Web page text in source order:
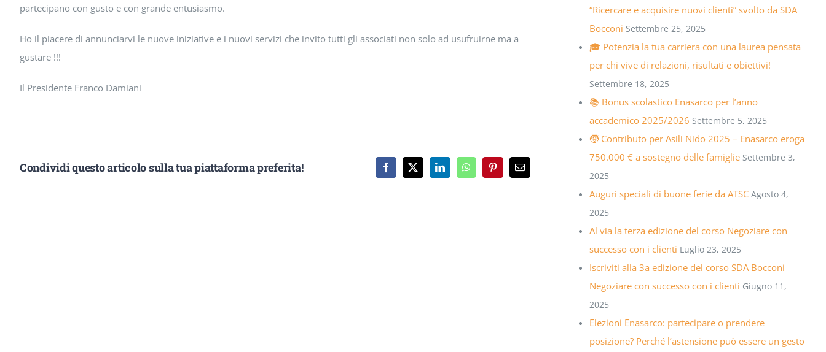
partecipano con gusto e con grande entusiasmo.
Ho il piacere di annunciarvi le nuove iniziative e i nuovi servizi che invito tutti gli associati non solo ad usufruirne ma a
gustare !!!
Il Presidente Franco Damiani
Condividi questo articolo sulla tua piattaforma preferita!
“Ricercare e acquisire nuovi clienti” svolto da SDA
Bocconi Settembre 25, 2025
🎓 Potenzia la tua carriera con una laurea pensata
per chi vive di relazioni, risultati e obiettivi!
Settembre 18, 2025
📚 Bonus scolastico Enasarco per l’anno
accademico 2025/2026 Settembre 5, 2025
🧒 Contributo per Asili Nido 2025 – Enasarco eroga
750.000 € a sostegno delle famiglie Settembre 3,
2025
Auguri speciali di buone ferie da ATSC Agosto 4,
2025
Al via la terza edizione del corso Negoziare con
successo con i clienti Luglio 23, 2025
Iscriviti alla 3a edizione del corso SDA Bocconi
Negoziare con successo con i clienti Giugno 11,
2025
Elezioni Enasarco: partecipare o prendere
posizione? Perché l’astensione può essere un gesto